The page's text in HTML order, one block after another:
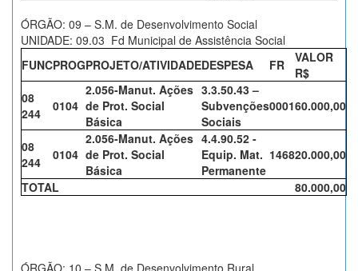
ÓRGÃO: 09 – S.M. de Desenvolvimento Social
UNIDADE: 09.03 Fd Municipal de Assistência Social
FUNCPROGPROJETO/ATIVIDADEDESPESA FR
VALOR
R$
08
244
0104
2.056-Manut. Ações
de Prot. Social
Básica
3.3.50.43 –
Subvenções
Sociais
000160.000,00
08
244
0104
2.056-Manut. Ações
de Prot. Social
Básica
4.4.90.52 -
Equip. Mat.
Permanente
146820.000,00
TOTAL 80.000,00
ÓRGÃO: 10 – S.M. de Desenvolvimento Rural